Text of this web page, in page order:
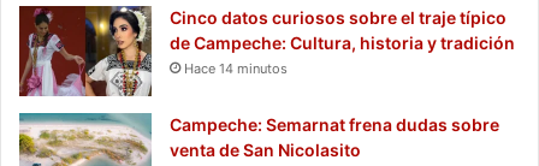
Cinco datos curiosos sobre el traje típico
de Campeche: Cultura, historia y tradición
Hace 14 minutos
Campeche: Semarnat frena dudas sobre
venta de San Nicolasito